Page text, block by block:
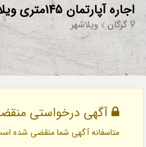
اجاره آپارتمان 145متری ویلاشهر
گرگان ویلاشهر
آگهی درخواستی
متاسفانه آگهی شما منقضی شده